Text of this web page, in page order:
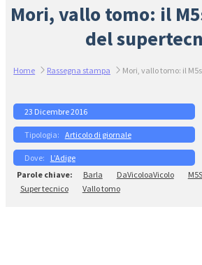
Mori, vallo tomo: il
del
Home Rassegna stampa Mori, vallo tomo: il
23 Dicembre 2016
Articolo di giornale
L’Adige
Barla
DaVicoloaVicolo M5S
Super tecnico
Vallo tomo